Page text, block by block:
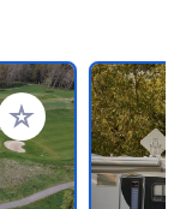
to your